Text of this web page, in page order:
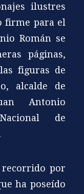
ilustres
firme para el
Román se
páginas,
figuras de
alcalde de
Antonio
de
recorrido por
ha poseído